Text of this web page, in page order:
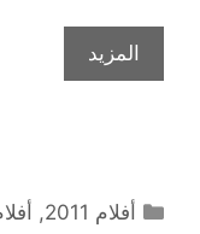
المزيد
التصنيفات
أفلام 2011 ,